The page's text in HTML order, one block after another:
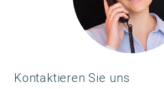
Kontaktieren Sie uns